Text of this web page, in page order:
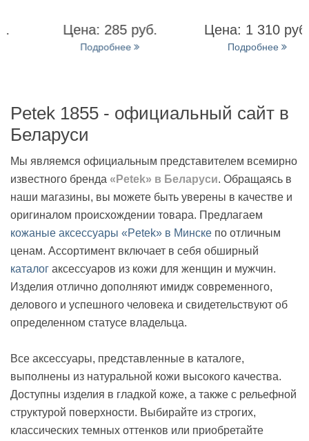
Цена: 285 руб.
Подробнее
Цена: 1 310 руб.
Подробнее
Petek 1855 - официальный сайт в
Беларуси
Мы являемся официальным представителем всемирно
известного бренда «Petek» в Беларуси. Обращаясь в
наши магазины, вы можете быть уверены в качестве и
оригиналом происхождении товара. Предлагаем
кожаные аксессуары «Petek» в Минске по отличным
ценам. Ассортимент включает в себя обширный
каталог аксессуаров из кожи для женщин и мужчин.
Изделия отлично дополняют имидж современного,
делового и успешного человека и свидетельствуют об
определенном статусе владельца.
Все аксессуары, представленные в каталоге,
выполнены из натуральной кожи высокого качества.
Доступны изделия в гладкой коже, а также с рельефной
структурой поверхности. Выбирайте из строгих,
классических темных оттенков или приобретайте